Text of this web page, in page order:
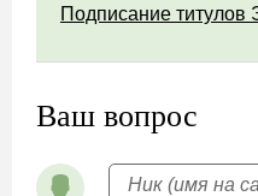
Подписание титулов
Ваш вопрос